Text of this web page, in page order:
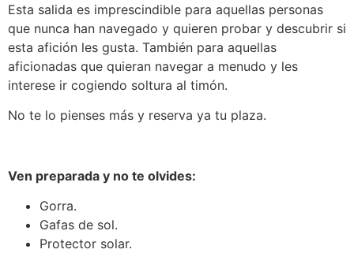
Esta salida es imprescindible para aquellas personas
que nunca han navegado y quieren probar y descubrir si
esta afición les gusta. También para aquellas
aficionadas que quieran navegar a menudo y les
interese ir cogiendo soltura al timón.
No te lo pienses más y reserva ya tu plaza.
Ven preparada y no te olvides:
Gorra.
Gafas de sol.
Protector solar.